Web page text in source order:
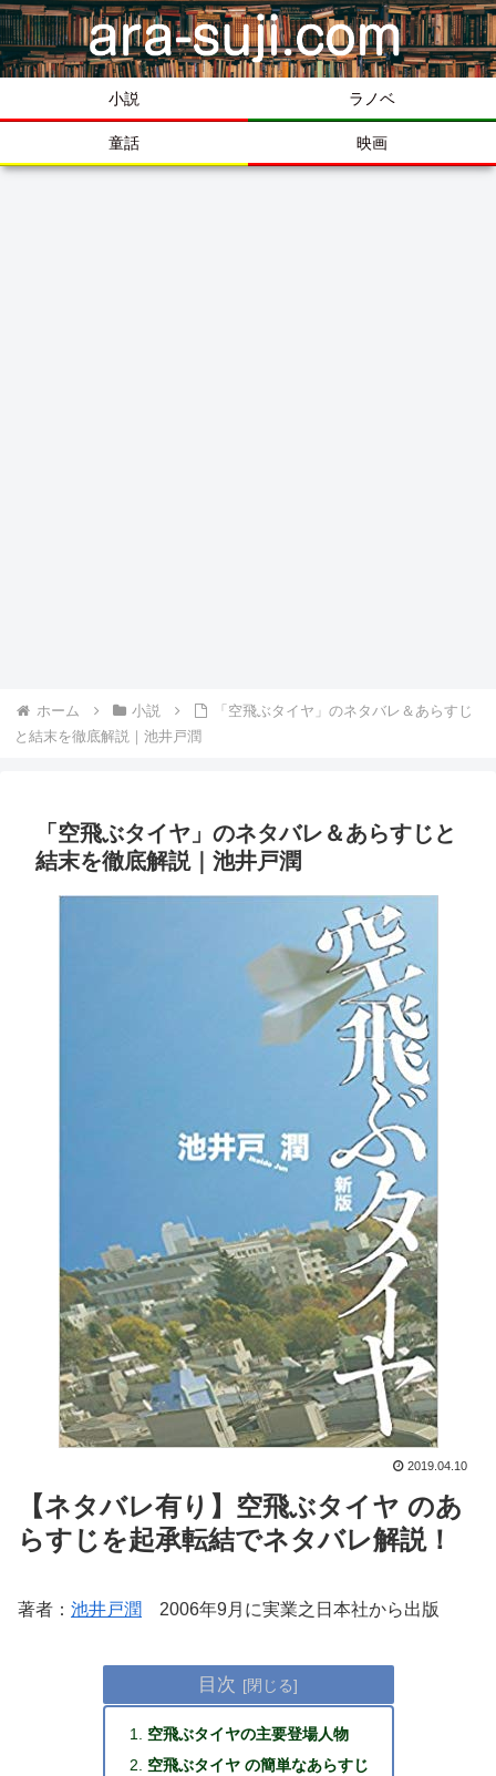
小説 ラノベ
童話 映画
ホーム 小説
「空飛ぶタイヤ」のネタバレ＆あらすじ
と結末を徹底解説｜池井戸潤
「空飛ぶタイヤ」のネタバレ＆あらすじと
結末を徹底解説｜池井戸潤
2019.04.10
【ネタバレ有り】空飛ぶタイヤ のあ
らすじを起承転結でネタバレ解説！
著者： 池井戸潤 2006年9月に実業之日本社から出版
目次
空飛ぶタイヤの主要登場人物
空飛ぶタイヤ の簡単なあらすじ